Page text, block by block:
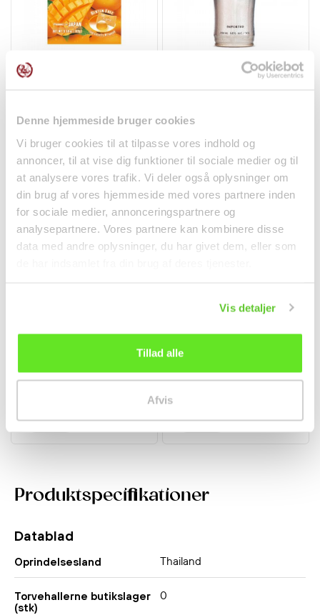
Denne hjemmeside bruger cookies
Vi bruger cookies til at tilpasse vores indhold og
annoncer, til at vise dig funktioner til sociale medier og til
at analysere vores trafik. Vi deler også oplysninger om
din brug af vores hjemmeside med vores partnere inden
for sociale medier, annonceringspartnere og
analysepartnere. Vores partnere kan kombinere disse
data med andre oplysninger, du har givet dem, eller som
Vis detaljer
Tillad alle
Afvis
Produktspecifikationer
Datablad
Oprindelsesland Thailand
Torvehallerne butikslager
(stk)
0
Mango Vingummi 102g
Kasugai
35,00 kr.
Sapporo Øl Dåse 5,0%
44,95 kr.
29,50 kr.
Krydderier
38,00 kr.